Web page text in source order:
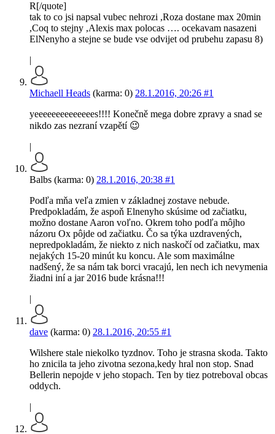
R[/quote]
tak to co jsi napsal vubec nehrozi ,Roza dostane max 20min
,Coq to stejny ,Alexis max polocas …. ocekavam nasazeni
ElNenyho a stejne se bude vse odvijet od prubehu zapasu 8)
|
Michaell Heads (karma: 0) 28.1.2016, 20:26 #1
yeeeeeeeeeeeeees!!!! Konečně mega dobre zpravy a snad se
nikdo zas nezraní vzapětí 😉
|
Balbs (karma: 0) 28.1.2016, 20:38 #1
Podľa mňa veľa zmien v základnej zostave nebude.
Predpokladám, že aspoň Elnenyho skúsime od začiatku,
možno dostane Aaron voľno. Okrem toho podľa môjho
názoru Ox pôjde od začiatku. Čo sa týka uzdravených,
nepredpokladám, že niekto z nich naskočí od začiatku, max
nejakých 15-20 minút ku koncu. Ale som maximálne
nadšený, že sa nám tak borci vracajú, len nech ich nevymenia
žiadni iní a jar 2016 bude krásna!!!
|
dave (karma: 0) 28.1.2016, 20:55 #1
Wilshere stale niekolko tyzdnov. Toho je strasna skoda. Takto
ho znicila ta jeho zivotna sezona,kedy hral non stop. Snad
Bellerin nepojde v jeho stopach. Ten by tiez potreboval obcas
oddych.
|